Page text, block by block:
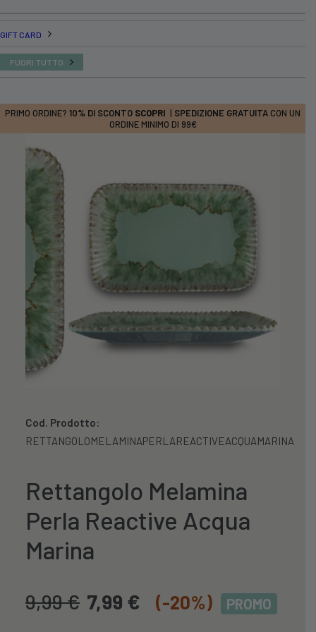
GIFT CARD
FUORI TUTTO
PRIMO ORDINE? 10% DI SCONTO SCOPRI | SPEDIZIONE GRATUITA CON UN
ORDINE MINIMO DI 99€
Cod. Prodotto:
RETTANGOLOMELAMINAPERLAREACTIVEACQUAMARINA
Rettangolo Melamina
Perla Reactive Acqua
Marina
9,99€ 7,99 € (-20%) PROMO